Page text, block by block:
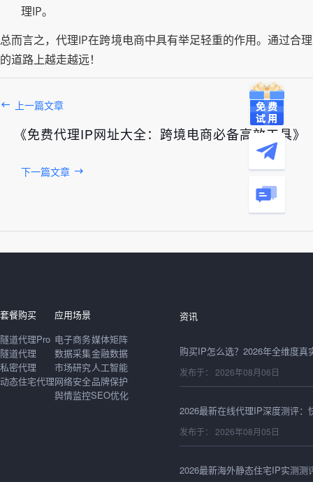
理IP。
总而言之，代理IP在跨境电商中具有举足轻重的作用。通过合
的道路上越走越远！
上一篇文章
《免费代理IP网址大全：跨境电商必备高效工具》
下一篇文章
套餐购买
隧道代理Pro
隧道代理
私密代理
动态住宅代理
应用场景
电子商务
数据采集
市场研究
网络安全
舆情监控
媒体矩阵
金融数据
人工智能
品牌保护
SEO优化
资讯
发布于： 2026年08月06日
发布于： 2026年08月06日
发布于： 2026年08月05日